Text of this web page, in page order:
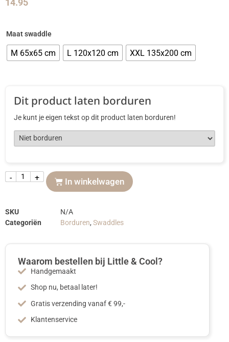
14.95
Maat swaddle
M 65x65 cm L 120x120 cm XXL 135x200 cm
Dit product laten borduren
Je kunt je eigen tekst op dit product laten borduren!
- + In winkelwagen
SKU
N/A
Categoriën
Borduren, Swaddles
Waarom bestellen bij Little & Cool?
Handgemaakt
Shop nu, betaal later!
Gratis verzending vanaf € 99,-
Klantenservice